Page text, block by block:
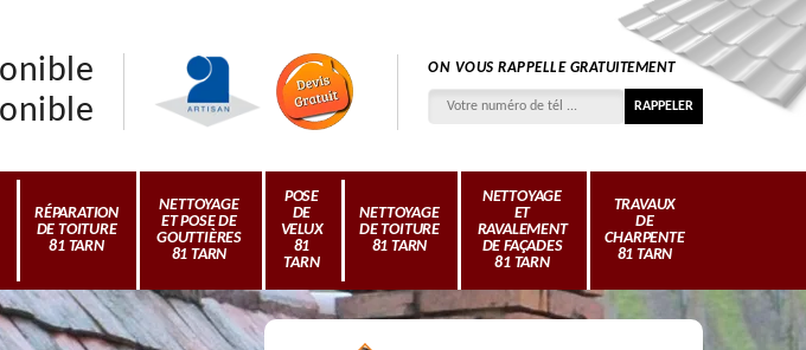
ON VOUS RAPPELLE GRATUITEMENT
RÉPARATION
DE TOITURE
81 TARN
NETTOYAGE
ET POSE DE
GOUTTIÈRES
81 TARN
POSE
DE
VELUX
81
TARN
NETTOYAGE
DE TOITURE
81 TARN
NETTOYAGE
ET
RAVALEMENT
DE FAÇADES
81 TARN
TRAVAUX
DE
CHARPENTE
81 TARN